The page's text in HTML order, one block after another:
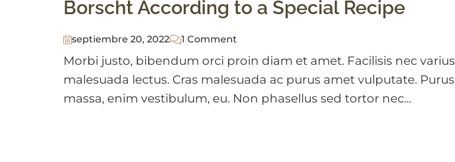
Borscht According to a Special Recipe
septiembre 20, 2022 1 Comment
Morbi justo, bibendum orci proin diam et amet. Facilisis nec varius
malesuada lectus. Cras malesuada ac purus amet vulputate. Purus
massa, enim vestibulum, eu. Non phasellus sed tortor nec...